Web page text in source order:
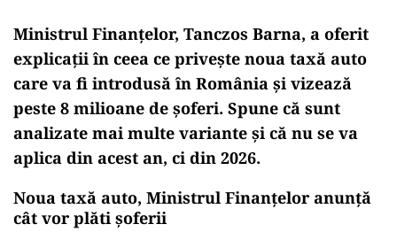
Ministrul Finanțelor, Tanczos Barna, a oferit
explicații în ceea ce privește noua taxă auto
care va fi introdusă în România și vizează
peste 8 milioane de șoferi. Spune că sunt
analizate mai multe variante și că nu se va
aplica din acest an, ci din 2026.
Noua taxă auto, Ministrul Finanțelor anunță
cât vor plăti șoferii